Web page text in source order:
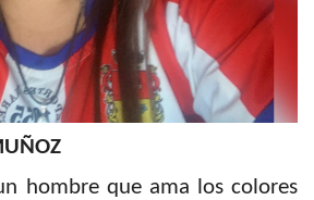
hombre que ama los colores